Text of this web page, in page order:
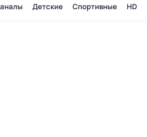
Детские Спортивные HD